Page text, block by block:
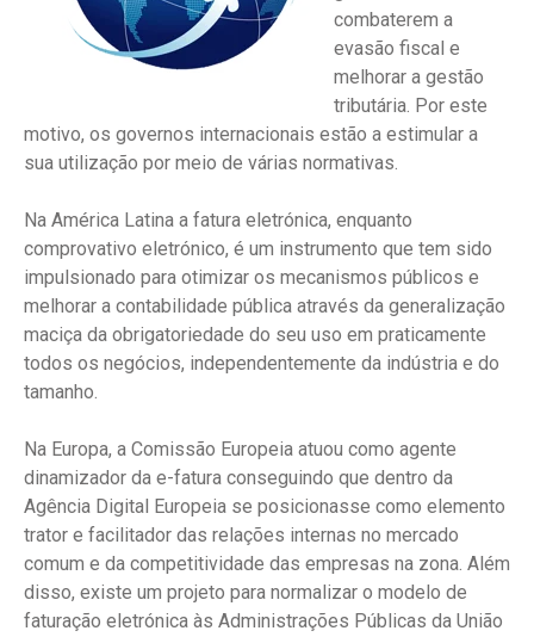
combaterem a
evasão fiscal e
melhorar a gestão
tributária. Por este
motivo, os governos internacionais estão a estimular a
sua utilização por meio de várias normativas.
Na América Latina a fatura eletrónica, enquanto
comprovativo eletrónico, é um instrumento que tem sido
impulsionado para otimizar os mecanismos públicos e
melhorar a contabilidade pública através da generalização
maciça da obrigatoriedade do seu uso em praticamente
todos os negócios, independentemente da indústria e do
tamanho.
Na Europa, a Comissão Europeia atuou como agente
dinamizador da e-fatura conseguindo que dentro da
Agência Digital Europeia se posicionasse como elemento
trator e facilitador das relações internas no mercado
comum e da competitividade das empresas na zona. Além
disso, existe um projeto para normalizar o modelo de
faturação eletrónica às Administrações Públicas da União